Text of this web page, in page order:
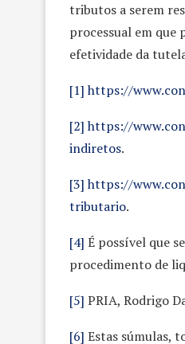
tributos a serem
processual em
efetividade da
[1] https://
[2] https://
indiretos.
[3] https://
tributario.
[4] É possível que
procedimento de
[5] PRIA, Rodrigo
[6] Estas súmulas,